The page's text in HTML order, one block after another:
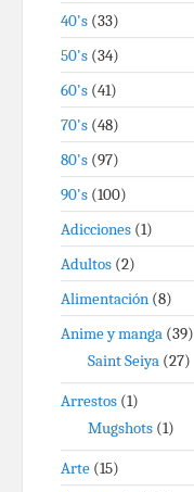
40's (33)
50's (34)
60's (41)
70's (48)
80's (97)
90's (100)
Adicciones (1)
Adultos (2)
Alimentación (8)
Anime y manga (39)
Saint Seiya (27)
Arrestos (1)
Mugshots (1)
Arte (15)